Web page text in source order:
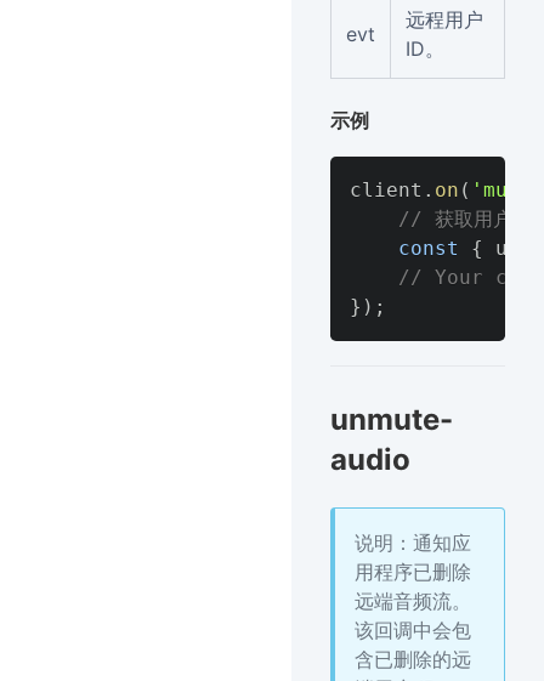
evt
远程用户
ID。
示例
client . on (
// 获取用户id
const
{
uid
// Your
} ) ;
unmute-
audio
说明：通知应
用程序已删除
远端音频流。
该回调中会包
含已删除的远